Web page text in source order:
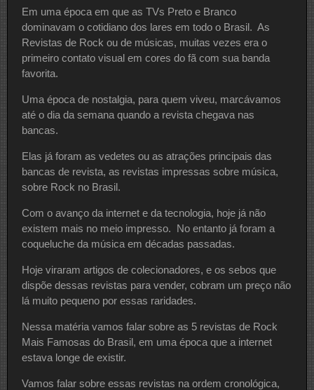
Em uma época em que as TVs Preto e Branco
dominavam o cotidiano dos lares em todo o Brasil. As
Revistas de Rock ou de músicas, muitas vezes era o
primeiro contato visual em cores do fã com sua banda
favorita.
Uma época de nostalgia, para quem viveu, marcávamos
até o dia da semana quando a revista chegava nas
bancas.
Elas já foram as vedetes ou as atrações principais das
bancas de revista, as revistas impressas sobre música,
sobre Rock no Brasil.
Com o avanço da internet e da tecnologia, hoje já não
existem mais no meio impresso. No entanto já foram a
coqueluche da música em décadas passadas.
Hoje viraram artigos de colecionadores, e os sebos que
dispõe dessas revistas para vender, cobram um preço não
lá muito pequeno por essas raridades.
Nessa matéria vamos falar sobre as 5 revistas de Rock
Mais Famosas do Brasil, em uma época que a internet
estava longe de existir.
Vamos falar sobre essas revistas na ordem cronológica,